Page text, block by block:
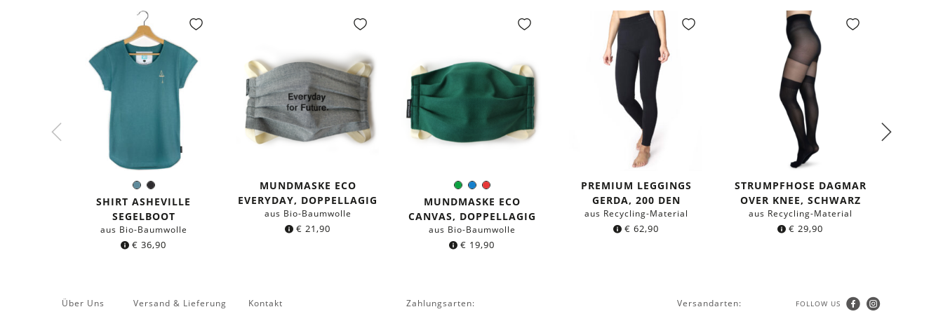
SeeblauSchwarz
Farbe:
SHIRT ASHEVILLE
SEGELBOOT
aus Bio-Baumwolle
€ 36,90
MUNDMASKE ECO
EVERYDAY, DOPPELLAGIG
aus Bio-Baumwolle
€ 21,90
GrünBlauRot
Farbe:
MUNDMASKE ECO
CANVAS, DOPPELLAGIG
aus Bio-Baumwolle
€ 19,90
PREMIUM LEGGINGS
GERDA, 200 DEN
aus Recycling-Material
€ 62,90
STRUMPFHOSE DAGMAR
OVER KNEE, SCHWARZ
aus Recycling-Material
€ 29,90
Über Uns Versand & Lieferung Kontakt Zahlungsarten: Versandarten: FOLLOW US